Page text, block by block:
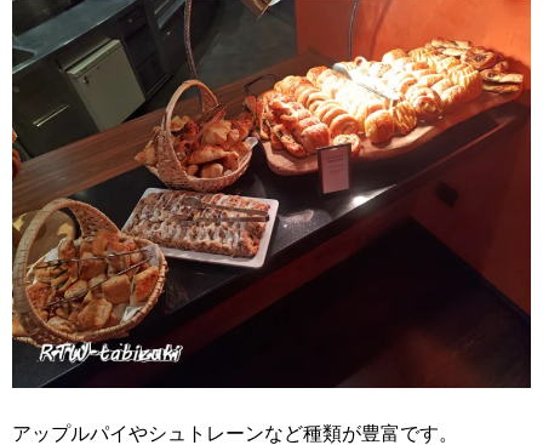
アップルパイやシュトレーンなど種類が豊富です。